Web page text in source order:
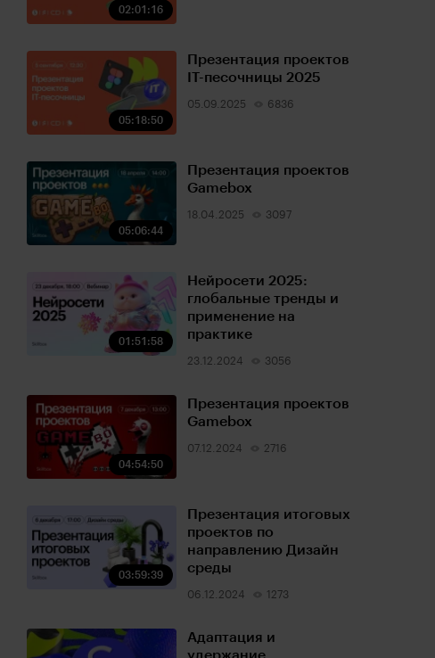
02:01:16
05:18:50
Презентация проектов
IT-песочницы 2025
05.09.2025 6836
05:06:44
Презентация проектов
Gamebox
18.04.2025 3097
01:51:58
Нейросети 2025:
глобальные тренды и
применение на
практике
23.12.2024 3056
04:54:50
Презентация проектов
Gamebox
07.12.2024 2716
03:59:39
Презентация итоговых
проектов по
направлению Дизайн
среды
06.12.2024 1273
Адаптация и